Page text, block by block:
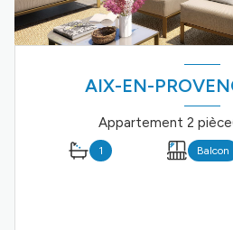
AIX-EN-
1 Balcon